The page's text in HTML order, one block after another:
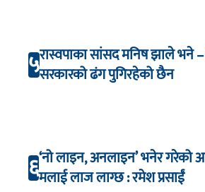
५रास्वपाका सांसद मनिष झाले भने
सरकारको ढंग पुगिरहेको छैन
६‘नो लाइन, अनलाइन’ भनेर गरेको
मलाई लाज लाग्छ : रमेश प्रसाईं